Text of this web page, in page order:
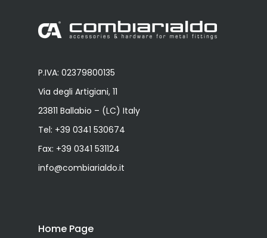
P.IVA: 02379800135
Via degli Artigiani, 11
23811 Ballabio – (LC) Italy
Tel: +39 0341 530674
Fax: +39 0341 531124
info@combiarialdo.it
Home Page